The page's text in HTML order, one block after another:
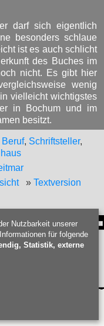
darf sich eigentlich
besonders schlaue
ist es auch schlicht
des Buches im
nicht. Es gibt hier
wenig
vielleicht wichtigstes
in Bochum und im
besitzt.
Beruf, Schriftsteller,
» Textversion
Hochzeitsfotograf Bochum
Nutzbarkeit unserer
für folgende
Statistik, externe